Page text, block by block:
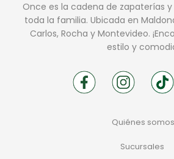
Once es la cadena de zapaterías
toda la familia. Ubicada en
Carlos, Rocha y Montevideo.
estilo y
Quiénes somos
Sucursales